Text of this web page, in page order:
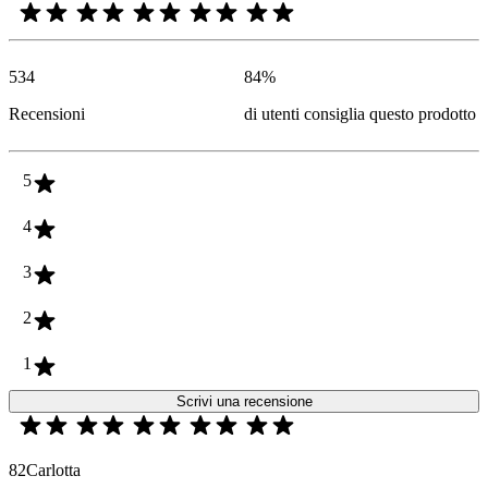
534
Recensioni
84%
di utenti consiglia questo prodotto
5
4
3
2
1
Scrivi una recensione
82Carlotta